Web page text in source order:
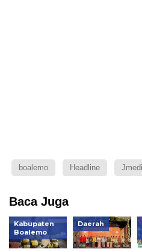
boalemo Headline
Baca Juga
Kabupaten
Boalemo
Daerah